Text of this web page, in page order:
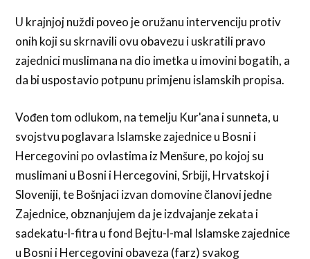
U krajnjoj nuždi poveo je oružanu intervenciju protiv
onih koji su skrnavili ovu obavezu i uskratili pravo
zajednici muslimana na dio imetka u imovini bogatih, a
da bi uspostavio potpunu primjenu islamskih propisa.
Vođen tom odlukom, na temelju Kur'ana i sunneta, u
svojstvu poglavara Islamske zajednice u Bosni i
Hercegovini po ovlastima iz Menšure, po kojoj su
muslimani u Bosni i Hercegovini, Srbiji, Hrvatskoj i
Sloveniji, te Bošnjaci izvan domovine članovi jedne
Zajednice, obznanjujem da je izdvajanje zekata i
sadekatu-l-fitra u fond Bejtu-l-mal Islamske zajednice
u Bosni i Hercegovini obaveza (farz) svakog